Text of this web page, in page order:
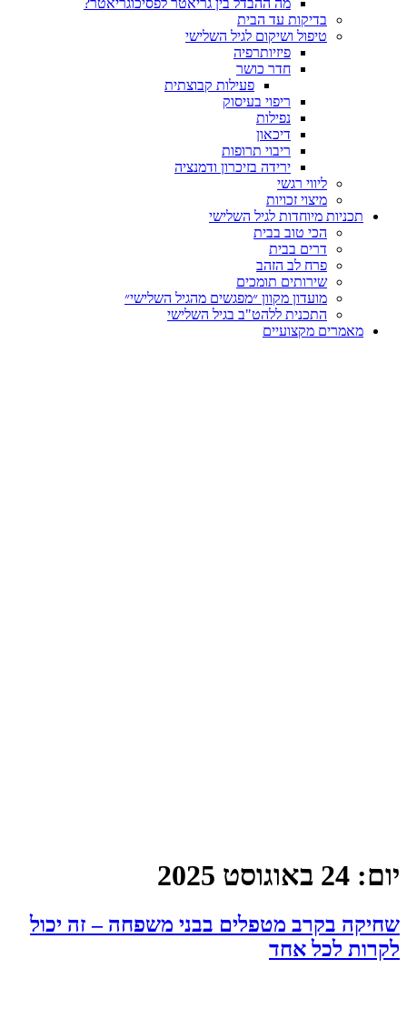
מה ההבדל בין גריאטר לפסיכוגריאטר?
בדיקות עד הבית
טיפול ושיקום לגיל השלישי
פיזיותרפיה
חדר כושר
פעילות קבוצתית
ריפוי בעיסוק
ריבוי תרופות
ירידה בזיכרון ודמנציה
מיצוי זכויות
מיוחדות לגיל השלישי
הכי טוב בבית
דרים בבית
פרח לב הזהב
שירותים תומכים
מועדון מקוון ״מפגשים מהגיל השלישי״
התכנית ללהט"ב בגיל השלישי
מקצועיים
2025
מטפלים בבני משפחה – זה יכול
אחד